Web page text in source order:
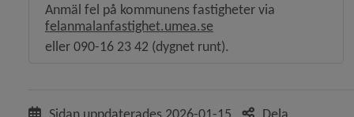
för Vi bygger Umeå tillsammans
för Politik och demokrati
Anmäl fel på kommunens fastigheter via
felanmalanfastighet.umea.seLänk till annan
eller 090-16 23 42 (dygnet runt).